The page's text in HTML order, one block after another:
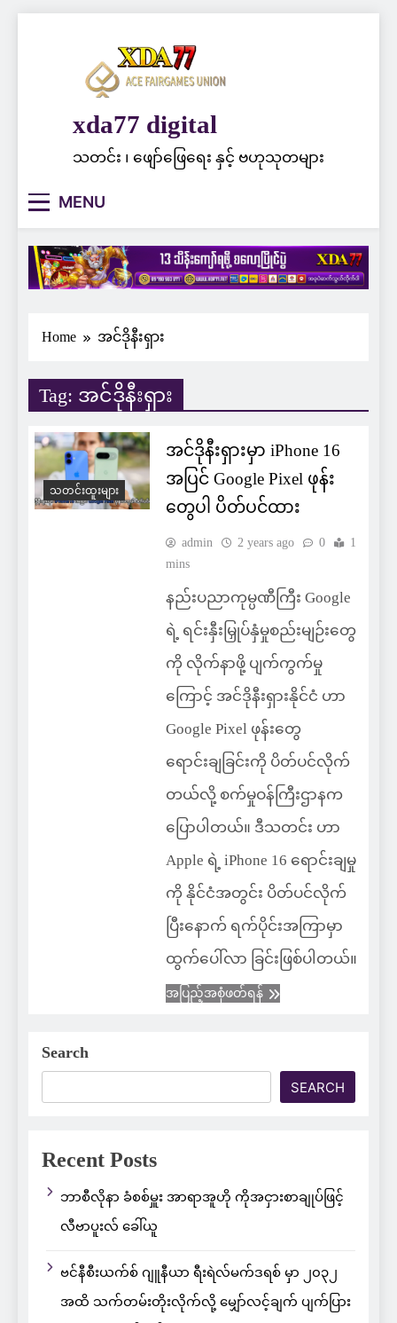
xda77 digital
သတင်း ၊ ဖျော်ဖြေရေး နှင့် ဗဟုသုတများ
MENU
Home အင်ဒိုနီးရှား
Tag: အင်ဒိုနီးရှား
သတင်းထူးများ
အင်ဒိုနီးရှားမှာ iPhone 16
အပြင် Google Pixel ဖုန်း
တွေပါ ပိတ်ပင်ထား
admin 2 years ago 0
1
mins
နည်းပညာကုမ္ပဏီကြီး Google
ရဲ့ ရင်းနှီးမြှုပ်နှံမှုစည်းမျဉ်းတွေ
ကို လိုက်နာဖို့ ပျက်ကွက်မှု
ကြောင့် အင်ဒိုနီးရှားနိုင်ငံ ဟာ
Google Pixel ဖုန်းတွေ
ရောင်းချခြင်းကို ပိတ်ပင်လိုက်
တယ်လို့ စက်မှုဝန်ကြီးဌာနက
ပြောပါတယ်။ ဒီသတင်း ဟာ
Apple ရဲ့ iPhone 16 ရောင်းချမှု
ကို နိုင်ငံအတွင်း ပိတ်ပင်လိုက်
ပြီးနောက် ရက်ပိုင်းအကြာမှာ
ထွက်ပေါ်လာ ခြင်းဖြစ်ပါတယ်။
အပြည့်အစုံဖတ်ရန်
Search
SEARCH
Recent Posts
ဘာစီလိုနာ ခံစစ်မှူး အာရာအူဟို ကိုအငှားစာချုပ်ဖြင့်
လီဗာပူးလ် ခေါ်ယူ
ဗင်နီစီးယက်စ် ဂျူနီယာ ရီးရဲလ်မက်ဒရစ် မှာ ၂၀၃၂
အထိ သက်တမ်းတိုးလိုက်လို့ မျှော်လင့်ချက် ပျက်ပြား